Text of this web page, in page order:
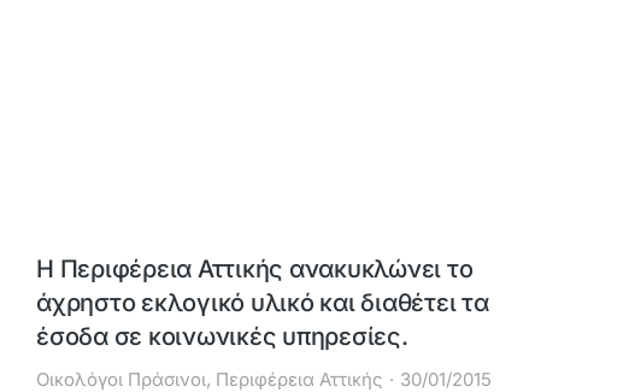
Η Περιφέρεια Αττικής ανακυκλώνει το
άχρηστο εκλογικό υλικό και διαθέτει τα
έσοδα σε κοινωνικές υπηρεσίες.
Οικολόγοι Πράσινοι, Περιφέρεια Αττικής 30/01/2015